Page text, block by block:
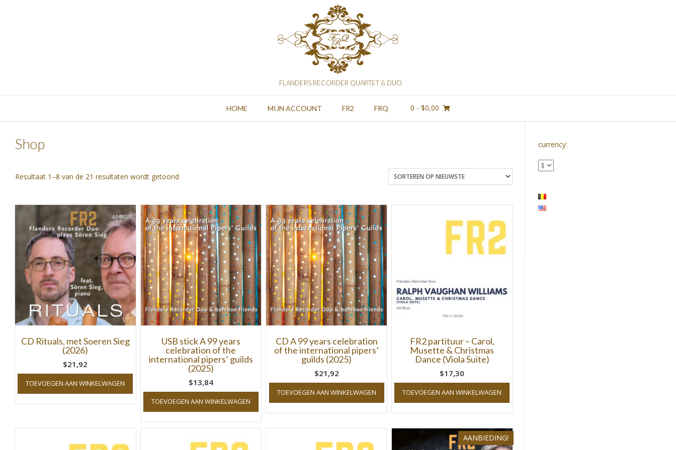
FLANDERS RECORDER QUARTET & DUO
HOME MIJN ACCOUNT FR2 FRQ 0 - $0,00
Shop
Resultaat 1–8 van de 21 resultaten wordt getoond
CD Rituals, met Soeren Sieg
(2026)
$21,92
TOEVOEGEN AAN WINKELWAGEN
USB stick A 99 years
celebration of the
international pipers’ guilds
(2025)
$13,84
TOEVOEGEN AAN WINKELWAGEN
CD A 99 years celebration
of the international pipers’
guilds (2025)
$21,92
TOEVOEGEN AAN WINKELWAGEN
FR2 partituur – Carol,
Musette & Christmas
Dance (Viola Suite)
$17,30
TOEVOEGEN AAN WINKELWAGEN
AANBIEDING!
currency: